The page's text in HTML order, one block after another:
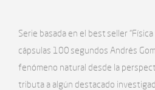
Serie basada en el best seller “Física
cápsulas 100 segundos Andrés
fenómeno natural desde la
tributa a algún destacado